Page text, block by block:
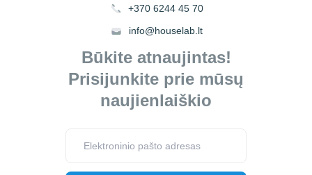
+370 6244 45 70
info@houselab.lt
Būkite atnaujintas!
Prisijunkite prie mūsų
naujienlaiškio